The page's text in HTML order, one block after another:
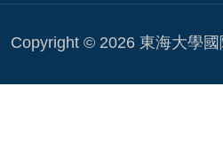
Copyright © 2026 東海大學